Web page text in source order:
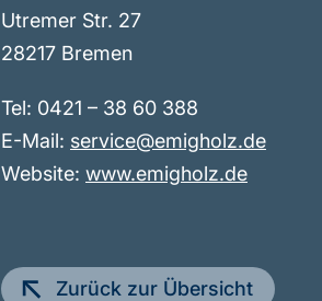
Utremer Str. 27
28217 Bremen
Tel: 0421 – 38 60 388
E-Mail: service@emigholz.de
Website: www.emigholz.de
Zurück zur Übersicht